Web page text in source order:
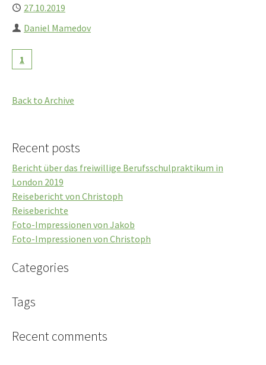
Published
27.10.2019
Author
Daniel Mamedov
1
Back to Archive
Recent posts
Bericht über das freiwillige Berufsschulpraktikum in
London 2019
Reisebericht von Christoph
Reiseberichte
Foto-Impressionen von Jakob
Foto-Impressionen von Christoph
Categories
Tags
Recent comments